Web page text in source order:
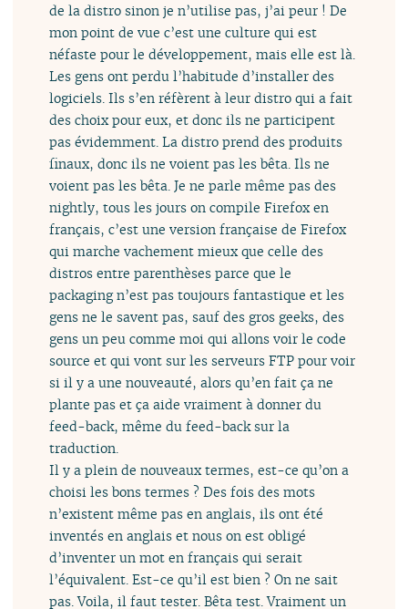
de la distro sinon je n’utilise pas, j’ai peur ! De
mon point de vue c’est une culture qui est
néfaste pour le développement, mais elle est là.
Les gens ont perdu l’habitude d’installer des
logiciels. Ils s’en réfèrent à leur distro qui a fait
des choix pour eux, et donc ils ne participent
pas évidemment. La distro prend des produits
finaux, donc ils ne voient pas les bêta. Ils ne
voient pas les bêta. Je ne parle même pas des
nightly, tous les jours on compile Firefox en
français, c’est une version française de Firefox
qui marche vachement mieux que celle des
distros entre parenthèses parce que le
packaging n’est pas toujours fantastique et les
gens ne le savent pas, sauf des gros geeks, des
gens un peu comme moi qui allons voir le code
source et qui vont sur les serveurs FTP pour voir
si il y a une nouveauté, alors qu’en fait ça ne
plante pas et ça aide vraiment à donner du
feed-back, même du feed-back sur la
traduction.
Il y a plein de nouveaux termes, est-ce qu’on a
choisi les bons termes ? Des fois des mots
n’existent même pas en anglais, ils ont été
inventés en anglais et nous on est obligé
d’inventer un mot en français qui serait
l’équivalent. Est-ce qu’il est bien ? On ne sait
pas. Voila, il faut tester. Bêta test. Vraiment un